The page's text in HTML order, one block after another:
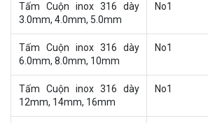
Tấm Cuộn inox 316 dày
3.0mm, 4.0mm, 5.0mm
No1
Tấm Cuộn inox 316 dày
6.0mm, 8.0mm, 10mm
No1
Tấm Cuộn inox 316 dày
12mm, 14mm, 16mm
No1